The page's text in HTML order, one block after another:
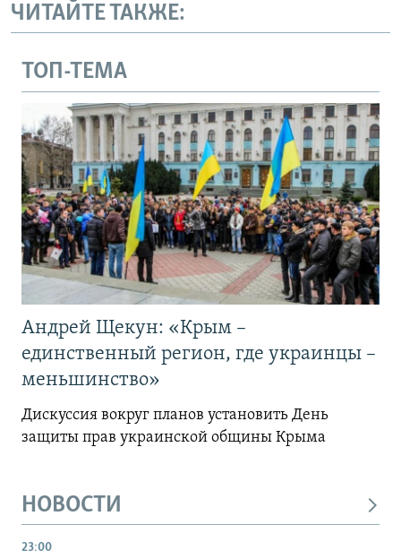
ЧИТАЙТЕ ТАКЖЕ:
ТОП-ТЕМА
Андрей Щекун: «Крым –
единственный регион, где украинцы –
меньшинство»
Дискуссия вокруг планов установить День
защиты прав украинской общины Крыма
НОВОСТИ
23:00